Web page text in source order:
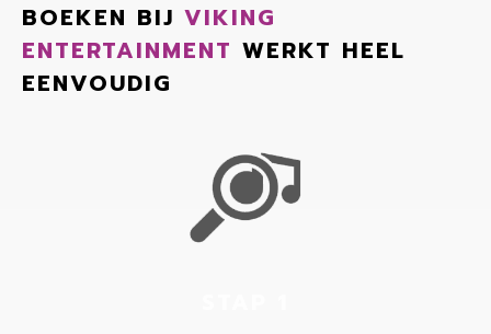
BOEKEN BIJ VIKING
ENTERTAINMENT WERKT HEEL
EENVOUDIG